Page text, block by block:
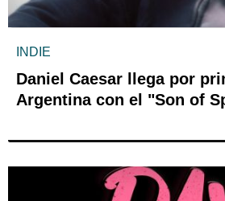
INDIE
Daniel Caesar llega por
Argentina con el "Son of